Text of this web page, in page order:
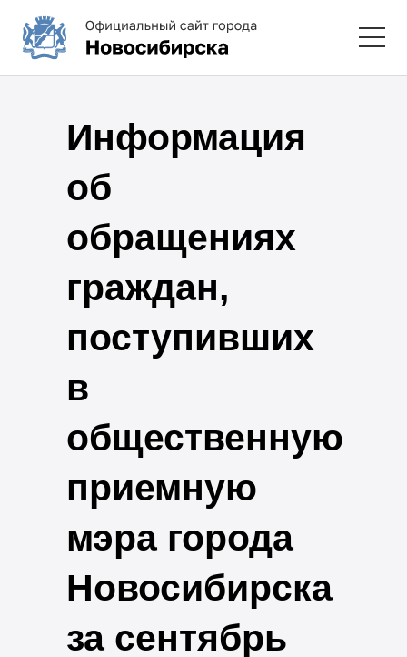
Информация
об
обращениях
граждан,
поступивших
в
общественную
приемную
мэра города
Новосибирска
за сентябрь